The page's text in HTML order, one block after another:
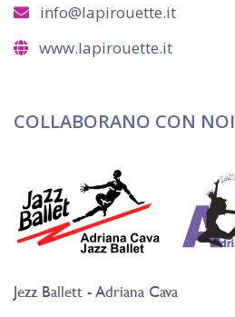
info@lapirouette.it
www.lapirouette.it
COLLABORANO CON NOI
Jezz Ballett - Adriana Cava